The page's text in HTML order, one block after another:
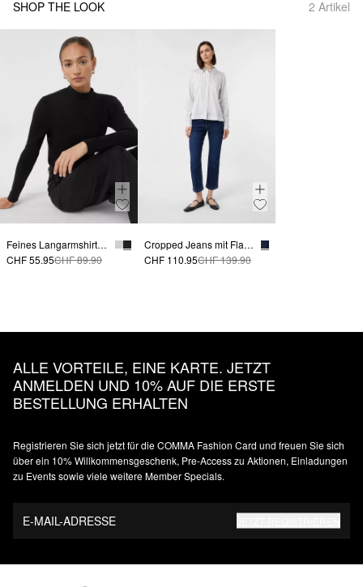
SHOP THE LOOK 2 Artikel
Feines Langarmshirt aus Lyocellmix mit Stehkragen
CHF 55.95CHF 89.90
Cropped Jeans mit Flared Leg und Waschung
CHF 110.95CHF 139.90
ALLE VORTEILE, EINE KARTE. JETZT
ANMELDEN UND 10% AUF DIE ERSTE
BESTELLUNG ERHALTEN
Registrieren Sie sich jetzt für die COMMA Fashion Card und freuen Sie sich
über ein 10% Willkommensgeschenk, Pre-Access zu Aktionen, Einladungen
zu Events sowie viele weitere Member Specials.
E-MAIL-ADRESSE